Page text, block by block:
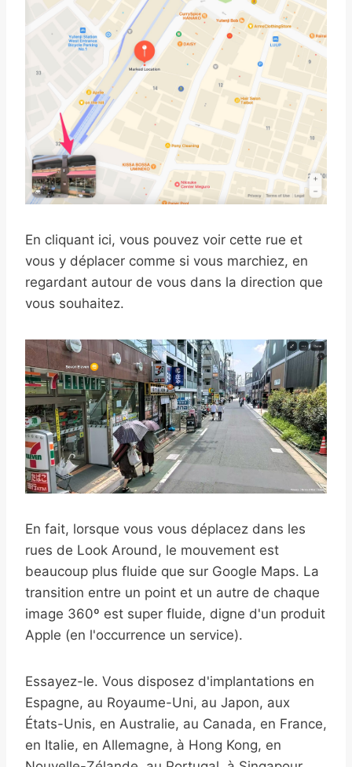
En cliquant ici, vous pouvez voir cette rue et
vous y déplacer comme si vous marchiez, en
regardant autour de vous dans la direction que
vous souhaitez.
En fait, lorsque vous vous déplacez dans les
rues de Look Around, le mouvement est
beaucoup plus fluide que sur Google Maps. La
transition entre un point et un autre de chaque
image 360º est super fluide, digne d'un produit
Apple (en l'occurrence un service).
Essayez-le. Vous disposez d'implantations en
Espagne, au Royaume-Uni, au Japon, aux
États-Unis, en Australie, au Canada, en France,
en Italie, en Allemagne, à Hong Kong, en